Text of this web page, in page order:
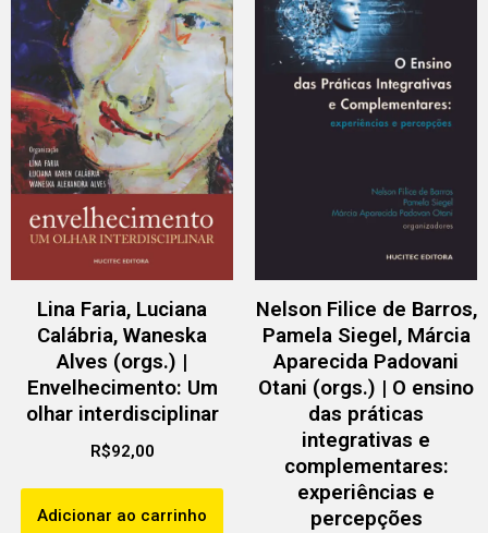
Lina Faria, Luciana
Calábria, Waneska
Alves (orgs.) |
Envelhecimento: Um
olhar interdisciplinar
R$92,00
Adicionar ao carrinho
Nelson Filice de Barros,
Pamela Siegel, Márcia
Aparecida Padovani
Otani (orgs.) | O ensino
das práticas
integrativas e
complementares:
experiências e
percepções